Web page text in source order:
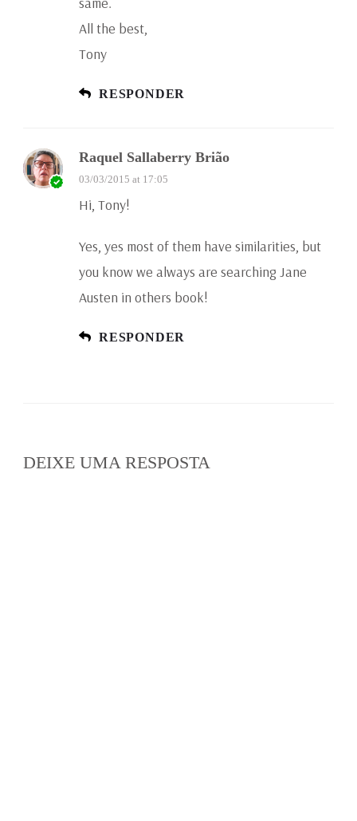
All the best,
Tony
RESPONDER
Raquel Sallaberry Brião
03/03/2015 at 17:05
Hi, Tony!
Yes, yes most of them have similarities, but
you know we always are searching Jane
Austen in others book!
RESPONDER
DEIXE UMA RESPOSTA